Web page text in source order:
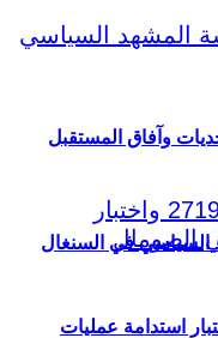
السياسي في السنغال
وآفاق المستقبل
القرار 2719 واختبار استدامة عمليات